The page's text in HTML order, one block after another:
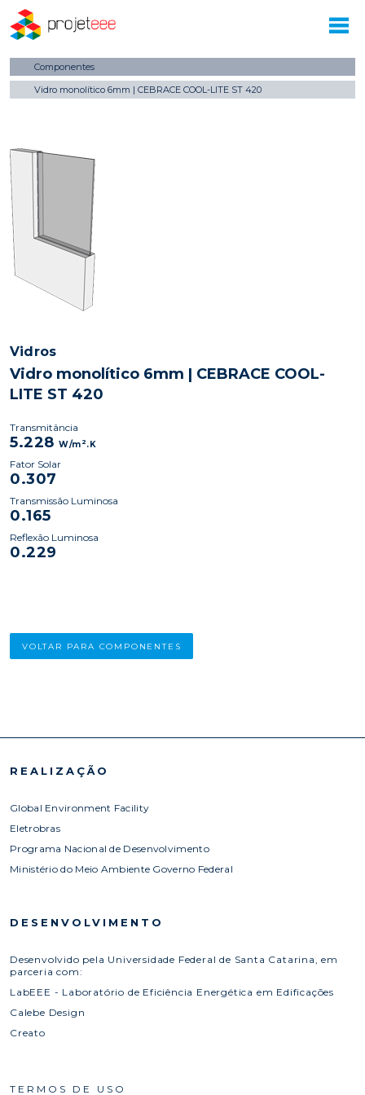
Componentes
Vidro monolítico 6mm | CEBRACE COOL-LITE ST 420
Vidros
Vidro monolítico 6mm | CEBRACE COOL-
LITE ST 420
Transmitância
5.228 W/m 2.K
Fator Solar
0.307
Transmissão Luminosa
0.165
Reflexão Luminosa
0.229
VOLTAR PARA COMPONENTES
REALIZAÇÃO
Global Environment Facility
Eletrobras
Programa Nacional de Desenvolvimento
Ministério do Meio Ambiente Governo Federal
DESENVOLVIMENTO
Desenvolvido pela Universidade Federal de Santa Catarina, em
parceria com:
LabEEE - Laboratório de Eficiência Energética em Edificações
Calebe Design
Creato
TERMOS DE USO